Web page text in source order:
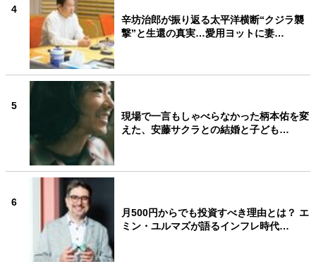
4
辛坊治郎が振り返る太平洋横断“クジラ襲
撃”と生還の真実…愛用ヨットに妻…
5
現場で一言もしゃべらなかった柄本佑を変
えた、安藤サクラとの結婚と子ども…
6
月500円からでも投資すべき理由とは？ エ
ミン・ユルマズが語るインフレ時代…